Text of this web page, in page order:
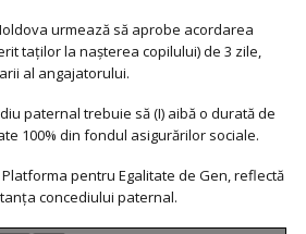
urmează să aprobe acordarea
taţilor la naşterea copilului) de 3 zile,
al angajatorului.
paternal trebuie să (I) aibă o durată de
100% din fondul asigurărilor sociale.
pentru Egalitate de Gen, reflectă
concediului paternal.